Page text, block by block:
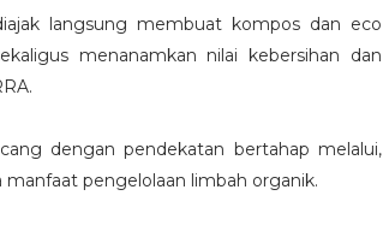
langsung membuat kompos dan eco
menanamkan nilai kebersihan dan
dengan pendekatan bertahap melalui,
pengelolaan limbah organik.